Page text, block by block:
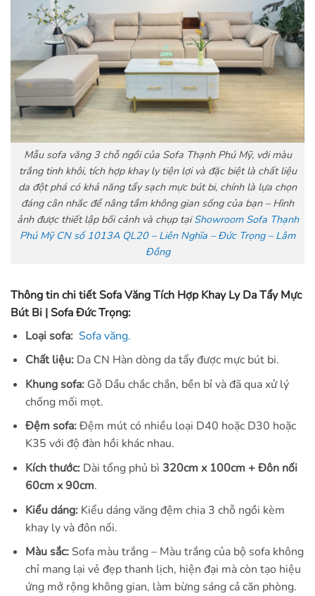
Mẫu sofa văng 3 chỗ ngồi của Sofa Thạnh Phú Mỹ, với màu
trắng tinh khôi, tích hợp khay ly tiện lợi và đặc biệt là chất liệu
da đột phá có khả năng tẩy sạch mực bút bi, chính là lựa chọn
đáng cân nhắc để nâng tầm không gian sống của bạn – Hình
ảnh được thiết lập bối cảnh và chụp tạiShowroom Sofa Thạnh
Phú Mỹ CN số 1013A QL20 – Liên Nghĩa – Đức Trọng – Lâm
Đồng
Thông tin chi tiết Sofa Văng Tích Hợp Khay Ly Da Tẩy Mực
Bút Bi | Sofa Đức Trọng:
Loại sofa: Sofa văng.
Chất liệu:Da CN Hàn dòng da tẩy được mực bút bi.
Khung sofa:Gỗ Dầu chắc chắn, bền bỉ và đã qua xử lý
chống mối mọt.
Đệm sofa:Đệm mút có nhiều loại D40 hoặc D30 hoặc
K35 với độ đàn hồi khác nhau.
Kích thước: Dài tổng phủ bì 320cm x 100cm + Đôn nối
60cm x 90cm.
Kiểu dáng:Kiểu dáng văng đệm chia 3 chỗ ngồi kèm
khay ly và đôn nối.
Màu sắc:Sofa màu trắng – Màu trắng của bộ sofa không
chỉ mang lại vẻ đẹp thanh lịch, hiện đại mà còn tạo hiệu
ứng mở rộng không gian, làm bừng sáng cả căn phòng.